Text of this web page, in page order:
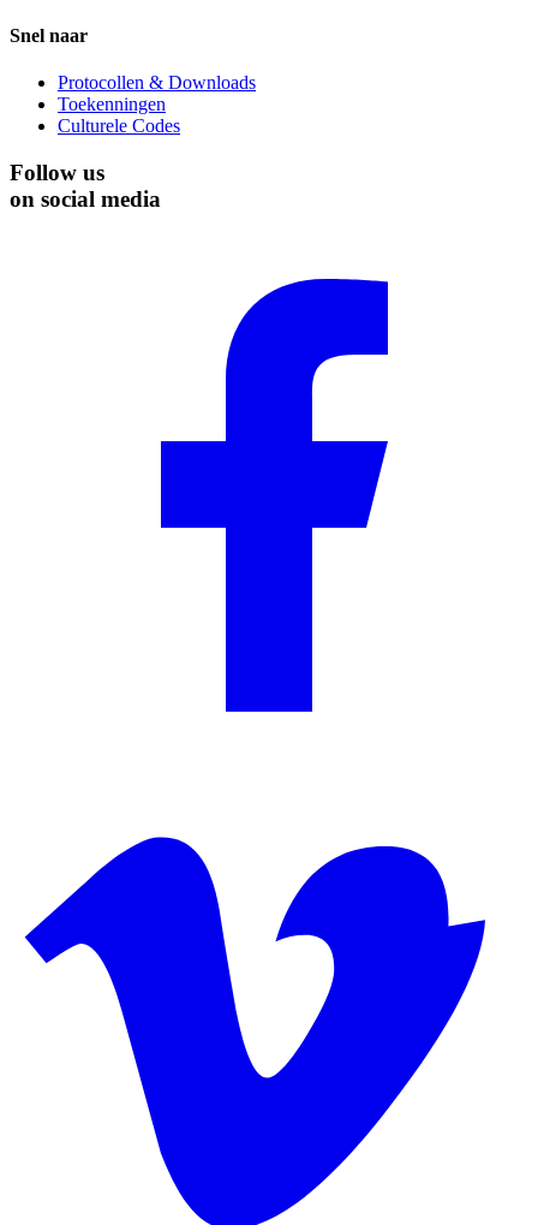
Snel naar
Protocollen & Downloads
Toekenningen
Culturele Codes
Follow us
on social media